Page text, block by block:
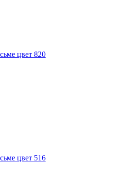
цвет 820
цвет 516